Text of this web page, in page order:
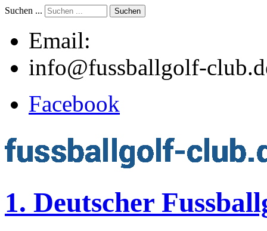
Suchen ... Suchen
Email:
info@fussballgolf-
Facebook
1. Deutscher